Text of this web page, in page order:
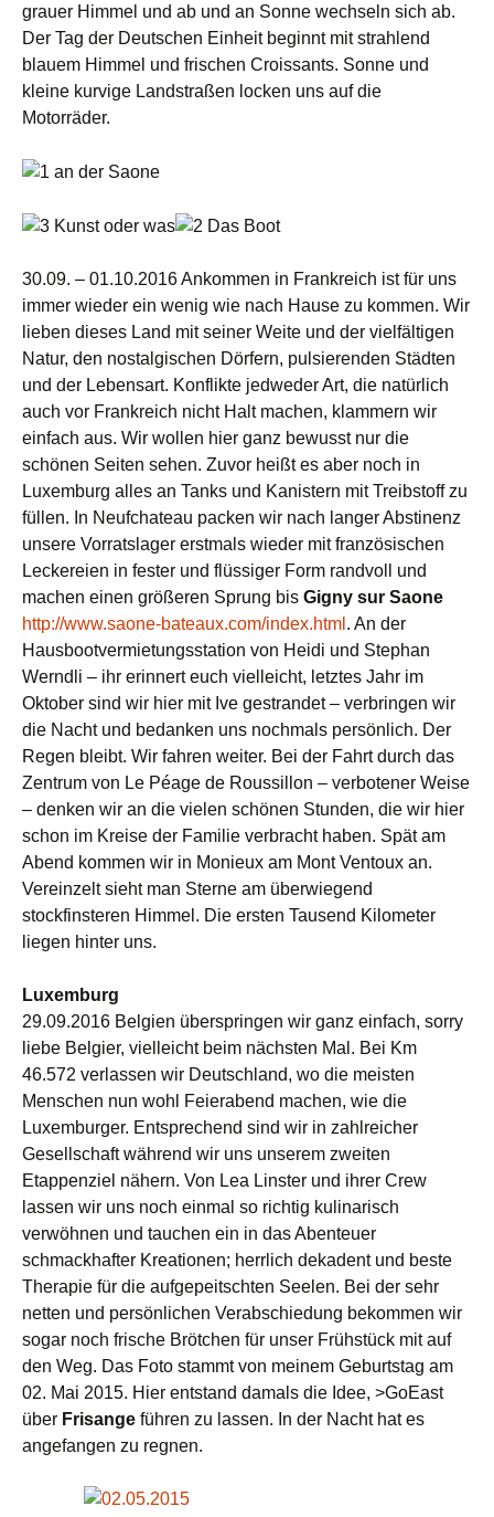
grauer Himmel und ab und an Sonne wechseln sich ab.
Der Tag der Deutschen Einheit beginnt mit strahlend
blauem Himmel und frischen Croissants. Sonne und
kleine kurvige Landstraßen locken uns auf die
Motorräder.
30.09. – 01.10.2016 Ankommen in Frankreich ist für uns
immer wieder ein wenig wie nach Hause zu kommen. Wir
lieben dieses Land mit seiner Weite und der vielfältigen
Natur, den nostalgischen Dörfern, pulsierenden Städten
und der Lebensart. Konflikte jedweder Art, die natürlich
auch vor Frankreich nicht Halt machen, klammern wir
einfach aus. Wir wollen hier ganz bewusst nur die
schönen Seiten sehen. Zuvor heißt es aber noch in
Luxemburg alles an Tanks und Kanistern mit Treibstoff zu
füllen. In Neufchateau packen wir nach langer Abstinenz
unsere Vorratslager erstmals wieder mit französischen
Leckereien in fester und flüssiger Form randvoll und
machen einen größeren Sprung bis Gigny sur Saone
http://www.saone-bateaux.com/index.html . An der
Hausbootvermietungsstation von Heidi und Stephan
Werndli – ihr erinnert euch vielleicht, letztes Jahr im
Oktober sind wir hier mit Ive gestrandet – verbringen wir
die Nacht und bedanken uns nochmals persönlich. Der
Regen bleibt. Wir fahren weiter. Bei der Fahrt durch das
Zentrum von Le Péage de Roussillon – verbotener Weise
– denken wir an die vielen schönen Stunden, die wir hier
schon im Kreise der Familie verbracht haben. Spät am
Abend kommen wir in Monieux am Mont Ventoux an.
Vereinzelt sieht man Sterne am überwiegend
stockfinsteren Himmel. Die ersten Tausend Kilometer
liegen hinter uns.
Luxemburg
29.09.2016 Belgien überspringen wir ganz einfach, sorry
liebe Belgier, vielleicht beim nächsten Mal. Bei Km
46.572 verlassen wir Deutschland, wo die meisten
Menschen nun wohl Feierabend machen, wie die
Luxemburger. Entsprechend sind wir in zahlreicher
Gesellschaft während wir uns unserem zweiten
Etappenziel nähern. Von Lea Linster und ihrer Crew
lassen wir uns noch einmal so richtig kulinarisch
verwöhnen und tauchen ein in das Abenteuer
schmackhafter Kreationen; herrlich dekadent und beste
Therapie für die aufgepeitschten Seelen. Bei der sehr
netten und persönlichen Verabschiedung bekommen wir
sogar noch frische Brötchen für unser Frühstück mit auf
den Weg. Das Foto stammt von meinem Geburtstag am
02. Mai 2015. Hier entstand damals die Idee, >GoEast
über Frisange führen zu lassen. In der Nacht hat es
angefangen zu regnen.